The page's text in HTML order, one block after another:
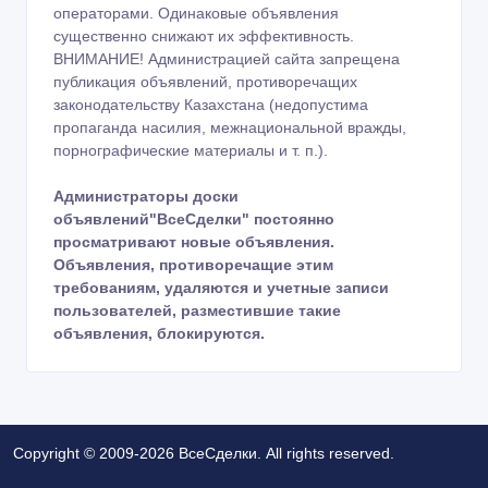
операторами. Одинаковые объявления
существенно снижают их эффективность.
ВНИМАНИЕ! Администрацией сайта запрещена
публикация объявлений, противоречащих
законодательству Казахстана (недопустима
пропаганда насилия, межнациональной вражды,
порнографические материалы и т. п.).
Администраторы доски
объявлений"ВсеСделки" постоянно
просматривают новые объявления.
Объявления, противоречащие этим
требованиям, удаляются и учетные записи
пользователей, разместившие такие
объявления, блокируются.
Copyright © 2009-2026 ВсеСделки. All rights reserved.